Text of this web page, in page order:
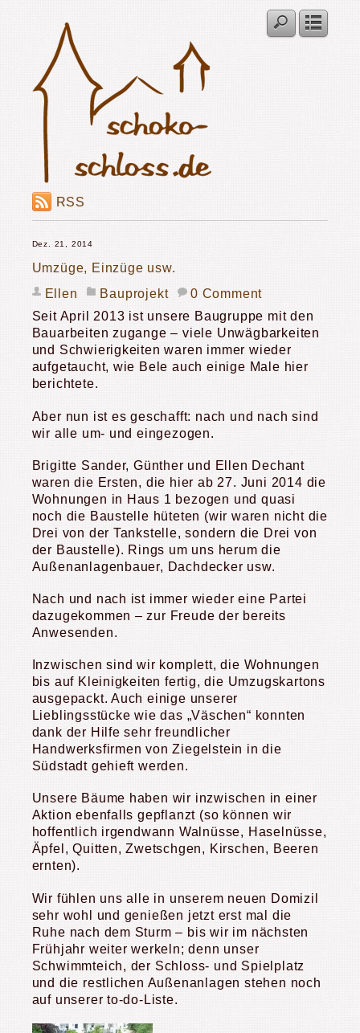
RSS
Dez. 21, 2014
Umzüge, Einzüge usw.
Ellen
Bauprojekt
0 Comment
Seit April 2013 ist unsere Baugruppe mit den
Bauarbeiten zugange – viele Unwägbarkeiten
und Schwierigkeiten waren immer wieder
aufgetaucht, wie Bele auch einige Male hier
berichtete.
Aber nun ist es geschafft: nach und nach sind
wir alle um- und eingezogen.
Brigitte Sander, Günther und Ellen Dechant
waren die Ersten, die hier ab 27. Juni 2014 die
Wohnungen in Haus 1 bezogen und quasi
noch die Baustelle hüteten (wir waren nicht die
Drei von der Tankstelle, sondern die Drei von
der Baustelle). Rings um uns herum die
Außenanlagenbauer, Dachdecker usw.
Nach und nach ist immer wieder eine Partei
dazugekommen – zur Freude der bereits
Anwesenden.
Inzwischen sind wir komplett, die Wohnungen
bis auf Kleinigkeiten fertig, die Umzugskartons
ausgepackt. Auch einige unserer
Lieblingsstücke wie das „Väschen“ konnten
dank der Hilfe sehr freundlicher
Handwerksfirmen von Ziegelstein in die
Südstadt gehieft werden.
Unsere Bäume haben wir inzwischen in einer
Aktion ebenfalls gepflanzt (so können wir
hoffentlich irgendwann Walnüsse, Haselnüsse,
Äpfel, Quitten, Zwetschgen, Kirschen, Beeren
ernten).
Wir fühlen uns alle in unserem neuen Domizil
sehr wohl und genießen jetzt erst mal die
Ruhe nach dem Sturm – bis wir im nächsten
Frühjahr weiter werkeln; denn unser
Schwimmteich, der Schloss- und Spielplatz
und die restlichen Außenanlagen stehen noch
auf unserer to-do-Liste.